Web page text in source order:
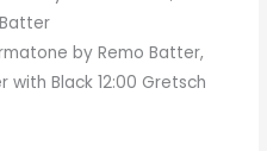
by Remo Batter,
Black 12:00 Gretsch